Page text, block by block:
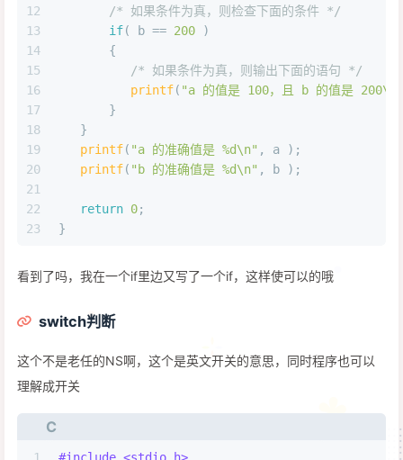
12
13
14
15
16
17
18
19
20
21
22
23
/* 如果条件为真，则检查下面的条件 */
if( b == 200 )
       {
/* 如果条件为真，则输出下面的语句 */
printf( "a 的值是 100，且 b 的值是 200\n"
       }
   }
printf( "a 的准确值是 %d\n" , a );
printf( "b 的准确值是 %d\n" , b );
return 0;
}
看到了吗，我在一个if里边又写了一个if，这样使可以的哦
switch判断
这个不是老任的NS啊，这个是英文开关的意思，同时程序也可以
理解成开关
C